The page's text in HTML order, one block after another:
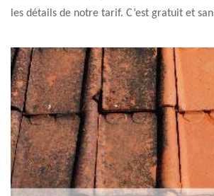
les détails de notre tarif. C’est gratuit et